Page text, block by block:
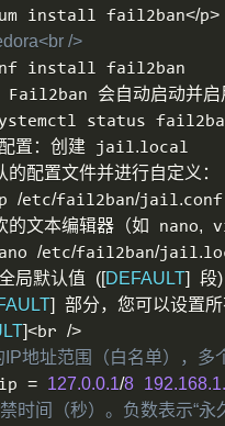
install fail2ban</p>
/>
install fail2ban
Fail2ban 会自动启动并启
置：创建 jail.local
的配置文件并进行自定义：
/etc/fail2ban/jail.conf
的文本编辑器（如 nano,
/etc/fail2ban/jail.
局默认值 ([DEFAULT] 段)
]
]<br />
IP地址范围（白名单），多
= 127.0.0.1/8 192.168.1
时间（秒）。负数表示“永